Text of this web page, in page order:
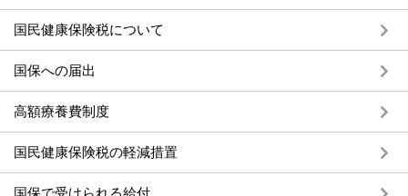
国民健康保険税について
国保への届出
高額療養費制度
国民健康保険税の軽減措置